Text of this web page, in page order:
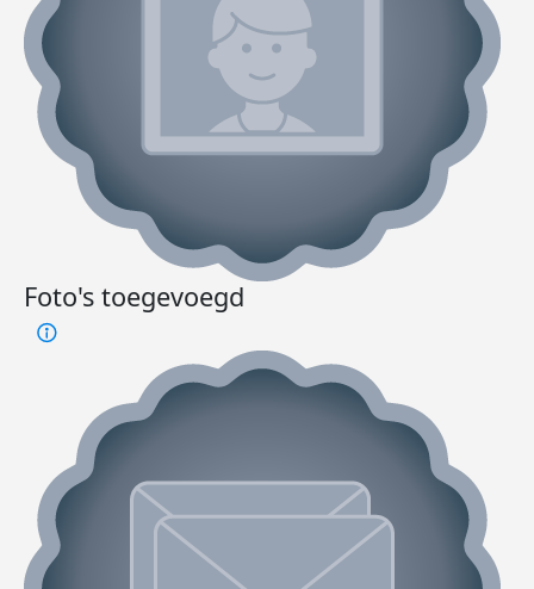
Foto's toegevoegd